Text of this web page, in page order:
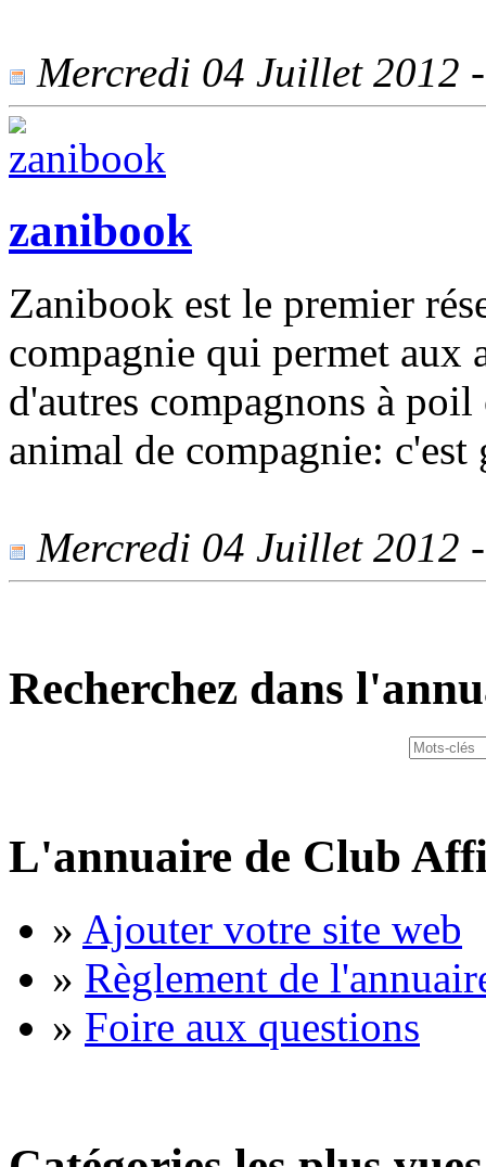
Mercredi 04 Juillet 2012
zanibook
Zanibook est le premier
compagnie qui permet aux
d'autres compagnons à
animal de compagnie:
Mercredi 04 Juillet 2012
Recherchez dans
L'annuaire de Club
» Ajouter votre site web
» Règlement de
» Foire aux questions